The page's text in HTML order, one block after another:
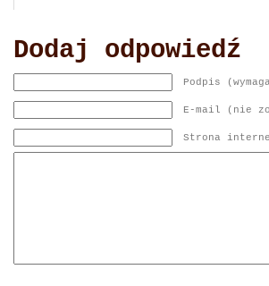
Dodaj odpowiedź
Podpis
E-mail (nie
Strona